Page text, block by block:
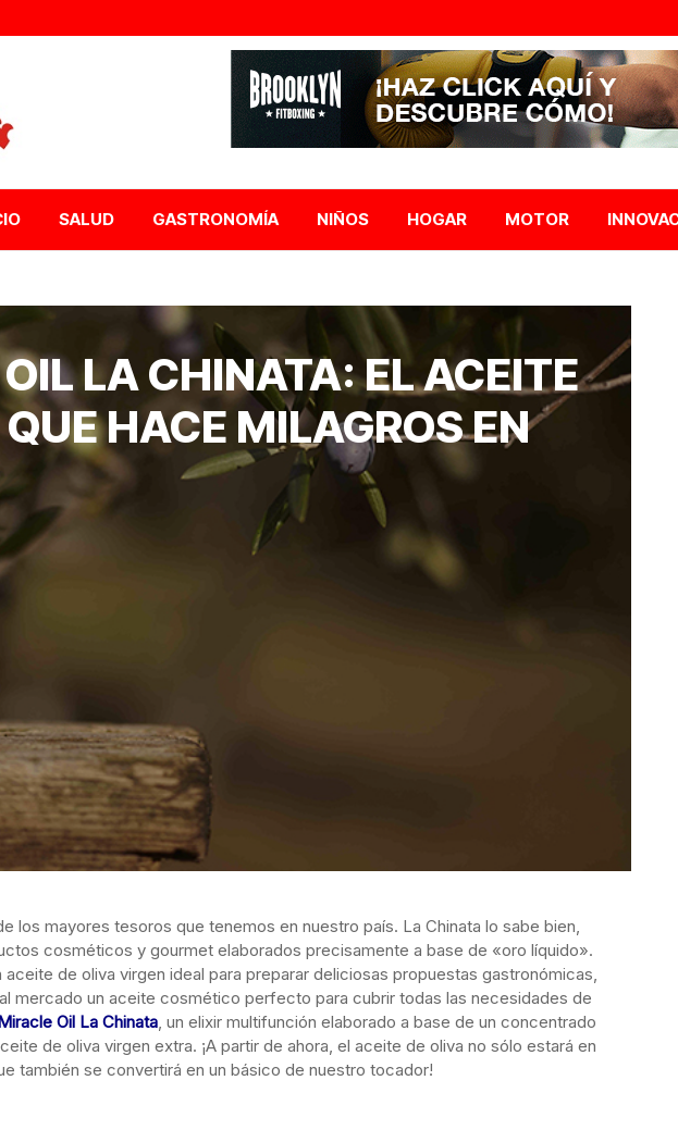
SALUD GASTRONOMÍA NIÑOS HOGAR MOTOR
LA CHINATA: EL ACEITE
HACE MILAGROS EN
los mayores tesoros que tenemos en nuestro país. La Chinata lo sabe bien,
cosméticos y gourmet elaborados precisamente a base de «oro líquido».
de oliva virgen ideal para preparar deliciosas propuestas gastronómicas,
mercado un aceite cosmético perfecto para cubrir todas las necesidades de
Oil La Chinata, un elixir multifunción elaborado a base de un concentrado
de oliva virgen extra. ¡A partir de ahora, el aceite de oliva no sólo estará en
también se convertirá en un básico de nuestro tocador!